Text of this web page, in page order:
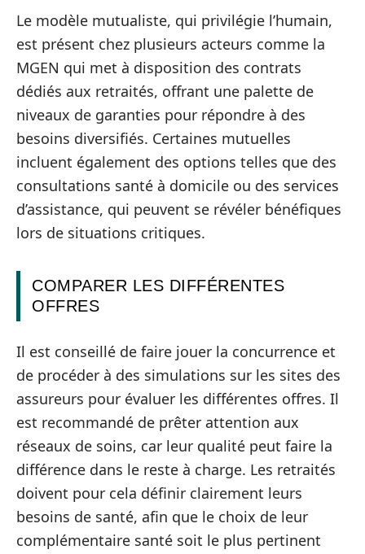
Le modèle mutualiste, qui privilégie l’humain,
est présent chez plusieurs acteurs comme la
MGEN qui met à disposition des contrats
dédiés aux retraités, offrant une palette de
niveaux de garanties pour répondre à des
besoins diversifiés. Certaines mutuelles
incluent également des options telles que des
consultations santé à domicile ou des services
d’assistance, qui peuvent se révéler bénéfiques
lors de situations critiques.
COMPARER LES DIFFÉRENTES
OFFRES
Il est conseillé de faire jouer la concurrence et
de procéder à des simulations sur les sites des
assureurs pour évaluer les différentes offres. Il
est recommandé de prêter attention aux
réseaux de soins, car leur qualité peut faire la
différence dans le reste à charge. Les retraités
doivent pour cela définir clairement leurs
besoins de santé, afin que le choix de leur
complémentaire santé soit le plus pertinent